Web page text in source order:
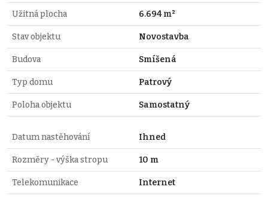
Užitná plocha 6.694 m²
Stav objektu Novostavba
Budova Smíšená
Typ domu Patrový
Poloha objektu Samostatný
Datum nastěhování Ihned
Rozměry - výška stropu 10 m
Telekomunikace Internet